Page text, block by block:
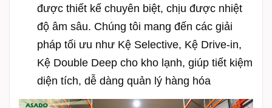
được thiết kế chuyên biệt, chịu được nhiệt
độ âm sâu. Chúng tôi mang đến các giải
pháp tối ưu như Kệ Selective, Kệ Drive-in,
Kệ Double Deep cho kho lạnh, giúp tiết kiệm
diện tích, dễ dàng quản lý hàng hóa